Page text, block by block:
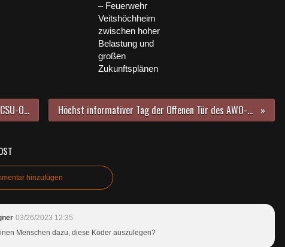
– Feuerwehr
Veitshöchheim
zwischen hoher
Belastung und
großen
Zukunftsplänen
Veitshöchheimer CSU-Ortsverein weiter unter bewährter Führung Höchst informativer Tag der Offenen Tür des AWO-Hortes an der Eichendorffschule, den 140 Schulkinder in sieben Gruppen besuchen
hinzufügen
03/26/2023 12:35
Menschen dazu, diese Köder auszulegen?